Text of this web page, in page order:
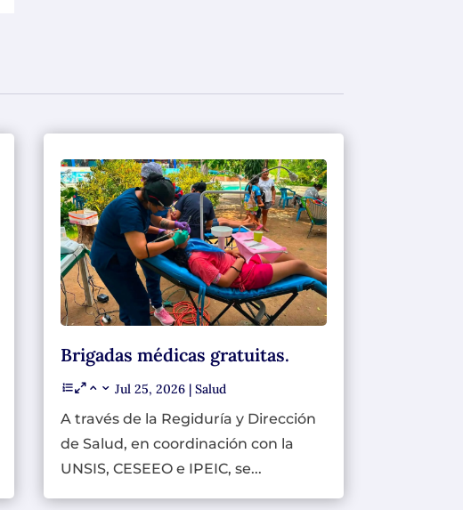
Brigadas médicas gratuitas.
Jul 25, 2026| Salud
A través de la Regiduría y Dirección
de Salud, en coordinación con la
UNSIS, CESEEO e IPEIC, se...